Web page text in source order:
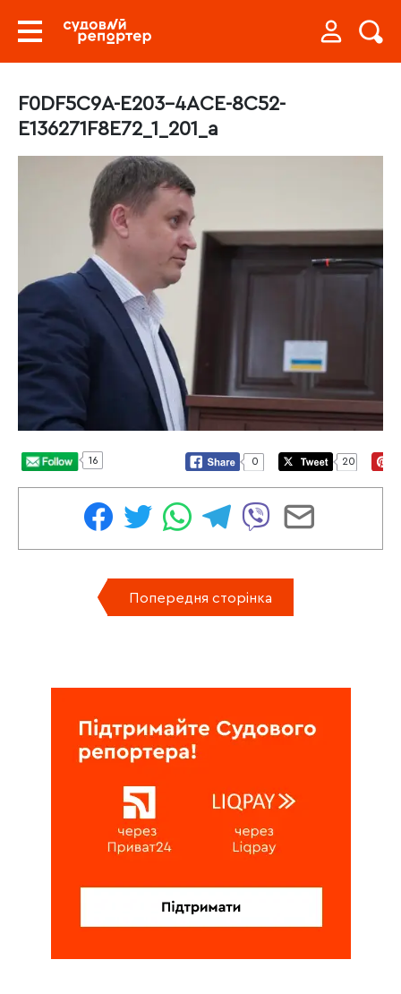
F0DF5C9A-E203-4ACE-8C52-
E136271F8E72_1_201_a
16 0 20
Попередня сторінка